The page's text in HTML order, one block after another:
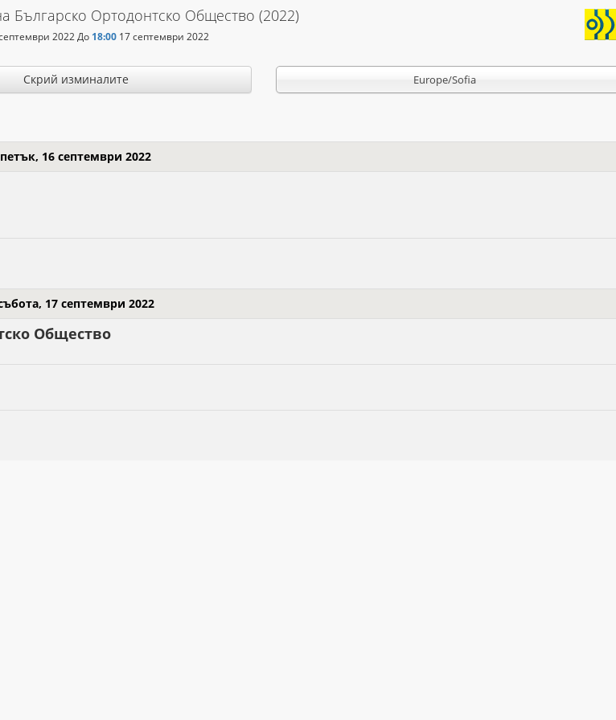
Българско Ортодонтско Общество (2022)
2022До 18:0017 септември 2022
Скрий изминалите Europe/Sofia
петък, 16 септември 2022
17 септември 2022
Общество